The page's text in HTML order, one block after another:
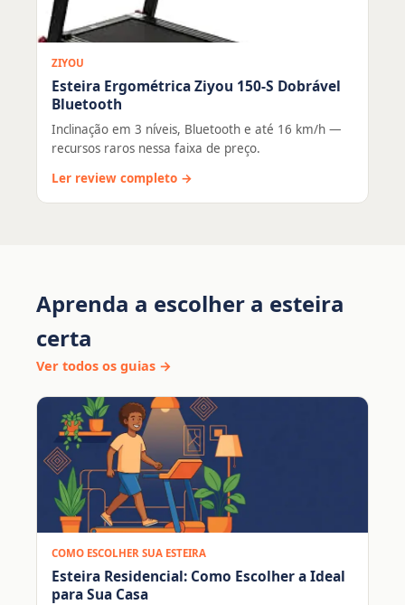
ZIYOU
Esteira Ergométrica Ziyou 150-S Dobrável
Bluetooth
Inclinação em 3 níveis, Bluetooth e até 16 km/h —
recursos raros nessa faixa de preço.
Ler review completo →
Aprenda a escolher a esteira
certa
Ver todos os guias →
COMO ESCOLHER SUA ESTEIRA
Esteira Residencial: Como Escolher a Ideal
para Sua Casa